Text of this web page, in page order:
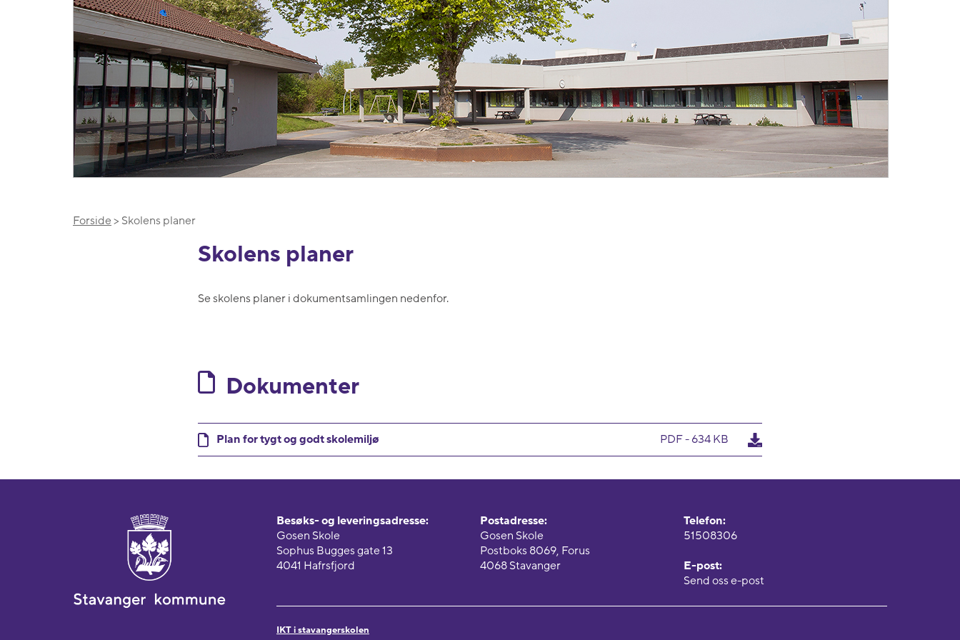
Forside > Skolens planer
Skolens planer
Se skolens planer i dokumentsamlingen nedenfor.
Dokumenter
Plan for tygt og godt skolemiljø PDF - 634 KB
Besøks- og leveringsadresse:
Gosen Skole
Sophus Bugges gate 13
4041 Hafrsfjord
Postadresse:
Gosen Skole
Postboks 8069, Forus
4068 Stavanger
Telefon:
51508306
E-post:
Send oss e-post
IKT i stavangerskolen